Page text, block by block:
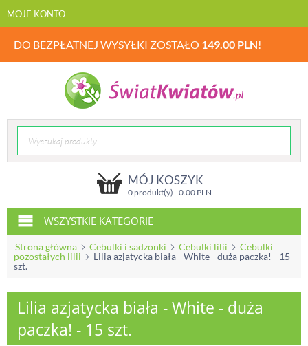
MOJE KONTO
DO BEZPŁATNEJ WYSYŁKI ZOSTAŁO 149.00 PLN!
MÓJ KOSZYK
0 produkt(y) -0.00PLN
WSZYSTKIE KATEGORIE
Strona główna Cebulki i sadzonki Cebulki lilii
Cebulki
pozostałych lilii
Lilia azjatycka biała - White - duża paczka! - 15
szt.
Lilia azjatycka biała - White - duża
paczka! - 15 szt.